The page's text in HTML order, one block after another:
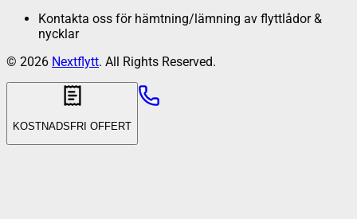
Kontakta oss för hämtning/lämning av flyttlådor &
nycklar
© 2026 Nextflytt. All Rights Reserved.
KOSTNADSFRI OFFERT